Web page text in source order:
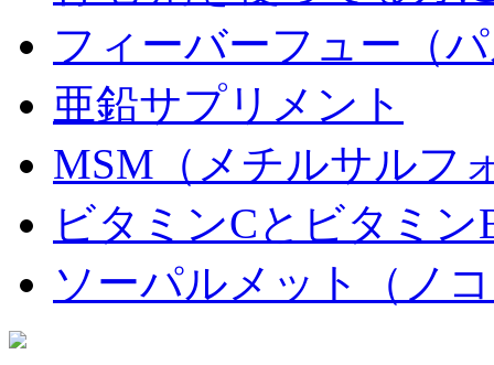
フィーバーフュー（
亜鉛サプリメント
MSM（メチルサルフ
ビタミンCとビタミ
ソーパルメット（ノ